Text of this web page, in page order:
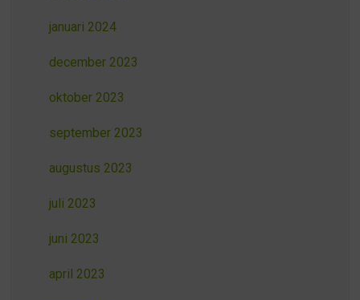
januari 2024
december 2023
oktober 2023
september 2023
augustus 2023
juli 2023
juni 2023
april 2023